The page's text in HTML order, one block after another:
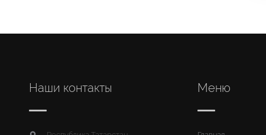
Наши контакты Меню